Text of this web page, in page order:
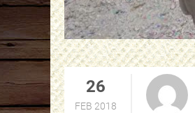
26
FEB 2018